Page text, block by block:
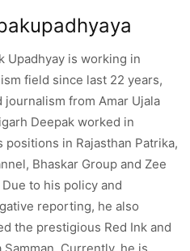
Upadhyay is working in
field since last 22 years,
journalism from Amar Ujala
Deepak worked in
positions in Rajasthan Patrika,
Bhaskar Group and Zee
Due to his policy and
reporting, he also
the prestigious Red Ink and
Samman. Currently, he is